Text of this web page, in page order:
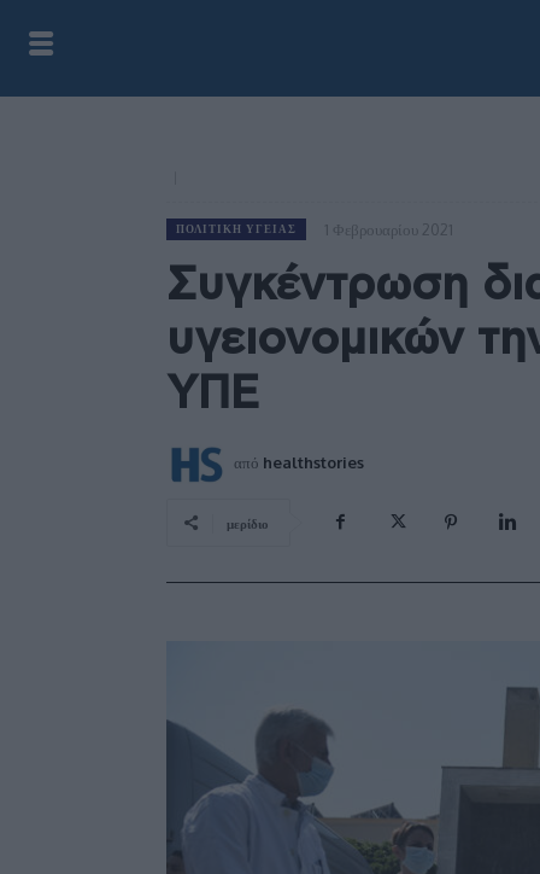
ΠΟΛΙΤΙΚΉ ΥΓΕΊΑΣ 1 Φεβρουαρίου 2021
Συγκέντρωση
υγειονομικών
ΥΠΕ
από healthstories
μερίδιο